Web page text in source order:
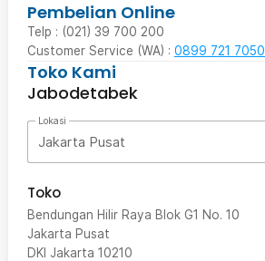
Pembelian Online
Telp : (021) 39 700 200
Customer Service (WA) : 0899 721 7050
Toko Kami
Jabodetabek
Lokasi
Jakarta Pusat
Toko
Bendungan Hilir Raya Blok G1 No. 10
Jakarta Pusat
DKI Jakarta 10210